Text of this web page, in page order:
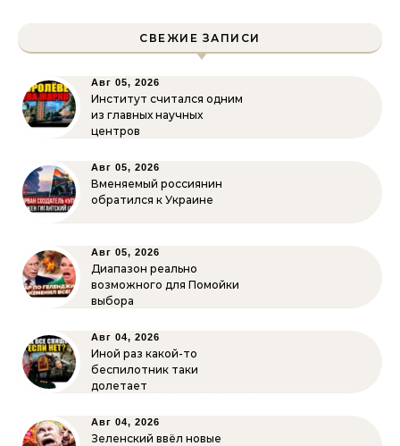
СВЕЖИЕ ЗАПИСИ
Авг 05, 2026
Институт считался одним
из главных научных
центров
Авг 05, 2026
Вменяемый россиянин
обратился к Украине
Авг 05, 2026
Диапазон реально
возможного для Помойки
выбора
Авг 04, 2026
Иной раз какой-то
беспилотник таки
долетает
Авг 04, 2026
Зеленский ввёл новые